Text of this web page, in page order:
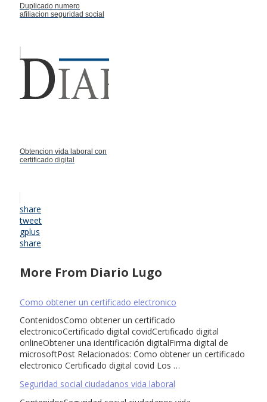
Duplicado numero
afiliacion seguridad social
Obtencion vida laboral con
certificado digital
share
tweet
gplus
share
More From Diario Lugo
Como obtener un certificado electronico
ContenidosComo obtener un certificado
electronicoCertificado digital covidCertificado digital
onlineObtener una identificación digitalFirma digital de
microsoftPost Relacionados: Como obtener un certificado
electronico Certificado digital covid Los …
Seguridad social ciudadanos vida laboral